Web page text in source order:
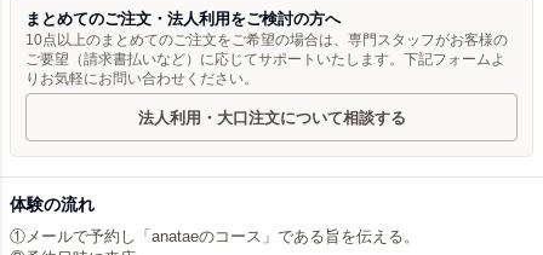
まとめてのご注文・法人利用をご検討の方へ
10点以上のまとめてのご注文をご希望の場合は、専門スタッフがお客様の
ご要望（請求書払いなど）に応じてサポートいたします。下記フォームよ
りお気軽にお問い合わせください。
法人利用・大口注文について相談する
体験の流れ
①メールで予約し「anataeのコース」である旨を伝える。